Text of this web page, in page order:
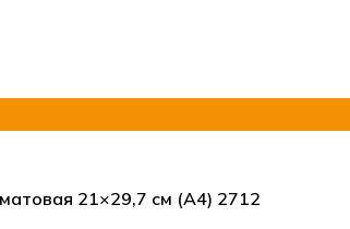
21×29,7 см (А4) 2712